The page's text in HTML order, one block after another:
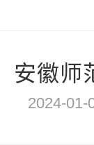
安徽师
2024-01-